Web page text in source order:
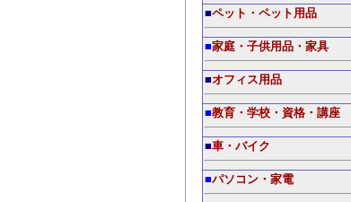
■ペット・ペット用品
■家庭・子供用品・家具
■オフィス用品
■教育・学校・資格・講座
■車・バイク
■パソコン・家電